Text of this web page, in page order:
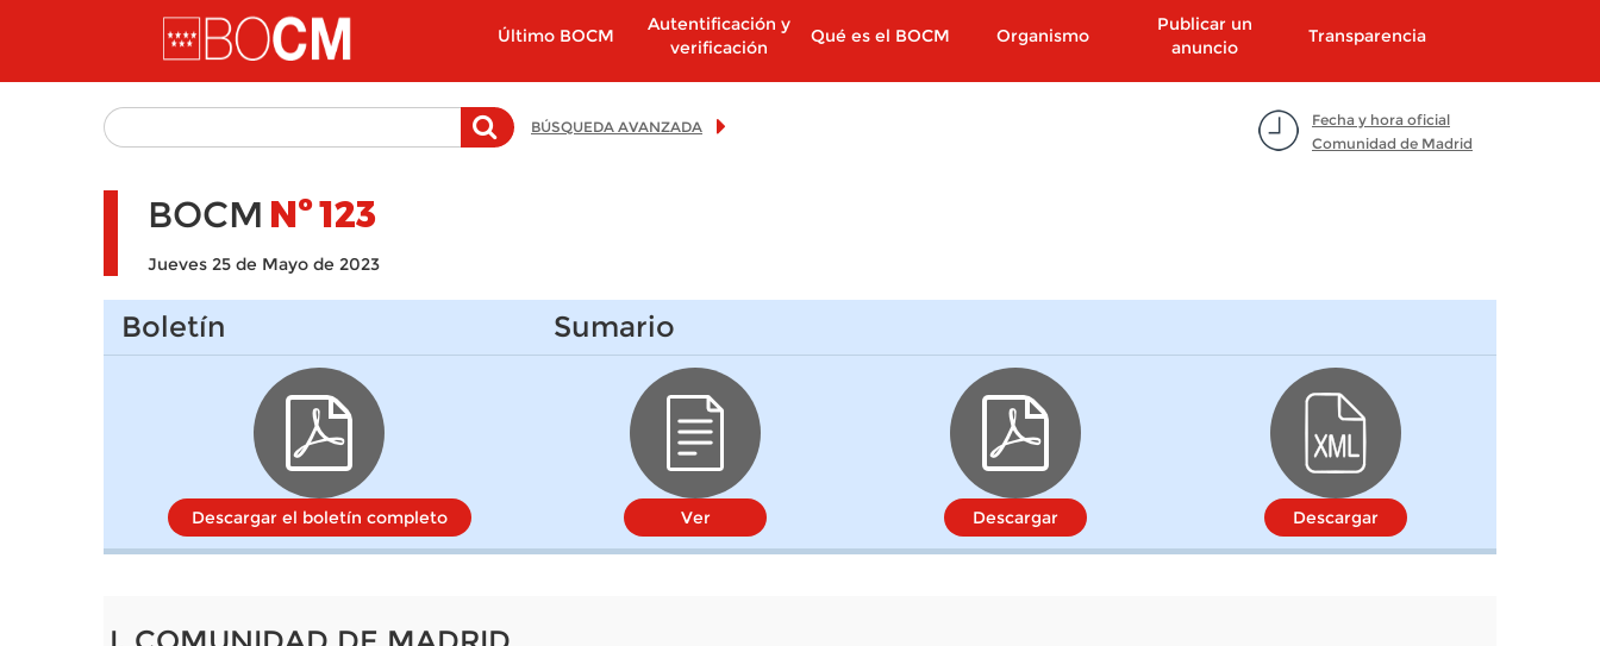
Pasar al contenido principal
Último BOCM
Autentificación y
verificación
Qué es el BOCM Organismo
Publicar un
anuncio
Transparencia
Fecha y hora oficial
Comunidad de Madrid
BÚSQUEDA AVANZADA
BOCM Nº123
Jueves 25 de Mayo de 2023
Boletín
Descargar el boletín completo
Sumario
Ver Descargar Descargar